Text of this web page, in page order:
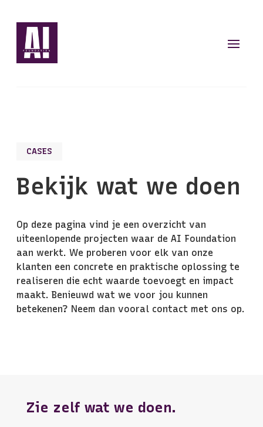
CASES
Bekijk wat we doen
Op deze pagina vind je een overzicht van
uiteenlopende projecten waar de AI Foundation
aan werkt. We proberen voor elk van onze
klanten een concrete en praktische oplossing te
realiseren die echt waarde toevoegt en impact
maakt. Benieuwd wat we voor jou kunnen
betekenen? Neem dan vooral contact met ons op.
Zie zelf wat we doen.